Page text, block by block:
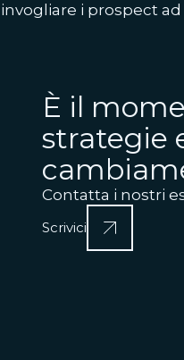
invogliare i prospect
È il
strategie
Contatta i nostri
Scrivici